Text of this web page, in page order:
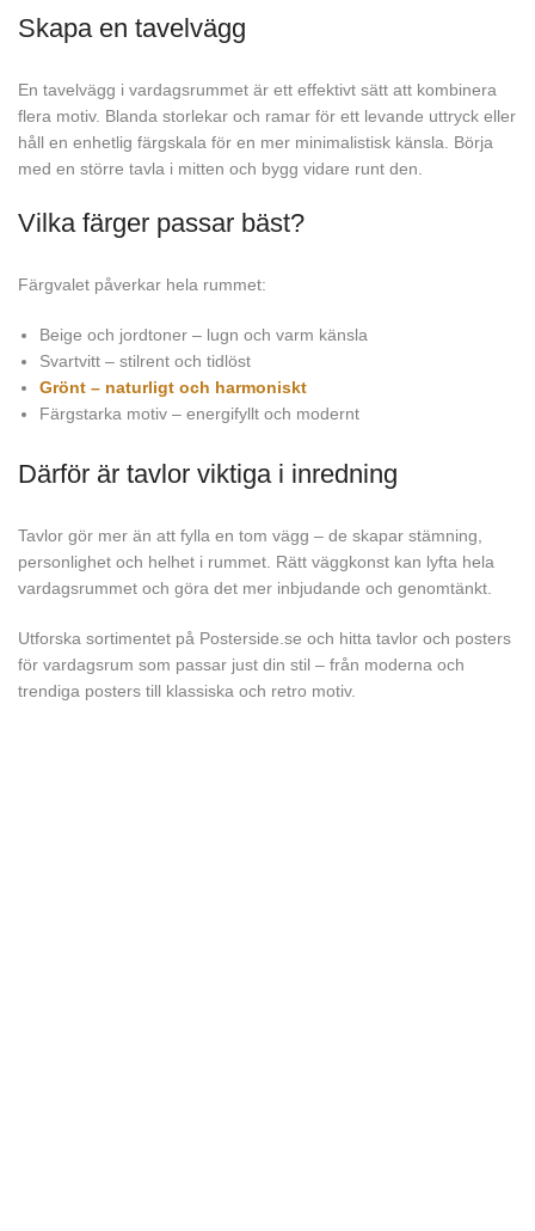
Skapa en tavelvägg
En tavelvägg i vardagsrummet är ett effektivt sätt att kombinera
flera motiv. Blanda storlekar och ramar för ett levande uttryck eller
håll en enhetlig färgskala för en mer minimalistisk känsla. Börja
med en större tavla i mitten och bygg vidare runt den.
Vilka färger passar bäst?
Färgvalet påverkar hela rummet:
Beige och jordtoner – lugn och varm känsla
Svartvitt – stilrent och tidlöst
Grönt – naturligt och harmoniskt
Färgstarka motiv – energifyllt och modernt
Därför är tavlor viktiga i inredning
Tavlor gör mer än att fylla en tom vägg – de skapar stämning,
personlighet och helhet i rummet. Rätt väggkonst kan lyfta hela
vardagsrummet och göra det mer inbjudande och genomtänkt.
Utforska sortimentet på Posterside.se och hitta tavlor och posters
för vardagsrum som passar just din stil – från moderna och
trendiga posters till klassiska och retro motiv.